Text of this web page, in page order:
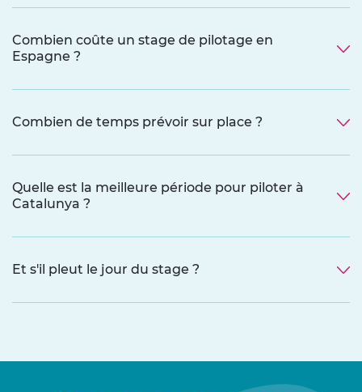
Combien coûte un stage de pilotage en
Espagne ?
Combien de temps prévoir sur place ?
Quelle est la meilleure période pour piloter à
Catalunya ?
Et s'il pleut le jour du stage ?